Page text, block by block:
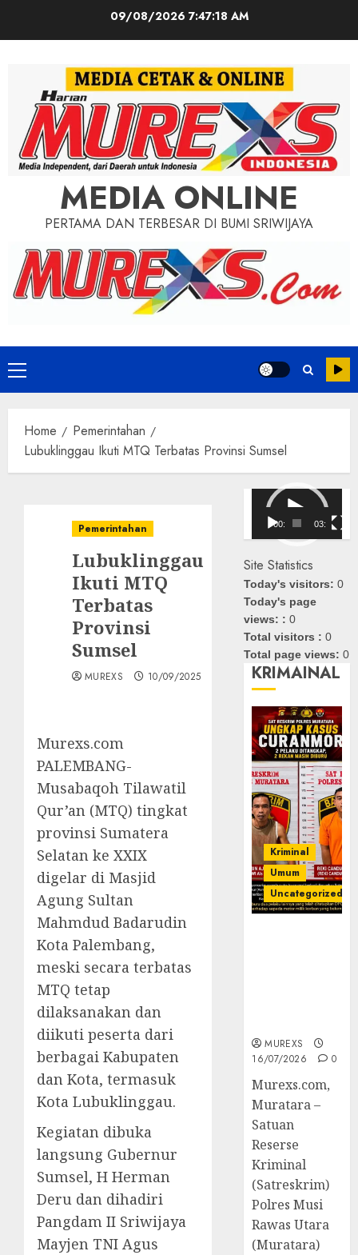
09/08/2026 7:47:19 AM
MEDIA ONLINE
PERTAMA DAN TERBESAR DI BUMI SRIWIJAYA
Primary
Menu
Home
Pemerintahan
Lubuklinggau Ikuti MTQ Terbatas Provinsi Sumsel
Pemerintahan
Lubuklinggau
Ikuti MTQ
Terbatas
Provinsi
Sumsel
MUREXS 10/09/2025
Murexs.com
PALEMBANG-
Musabaqoh Tilawatil
Qur’an (MTQ) tingkat
provinsi Sumatera
Selatan ke XXIX
digelar di Masjid
Agung Sultan
Mahmdud Badarudin
Kota Palembang,
meski secara terbatas
MTQ tetap
dilaksanakan dan
diikuti peserta dari
berbagai Kabupaten
dan Kota, termasuk
Kota Lubuklinggau.
Kegiatan dibuka
langsung Gubernur
Sumsel, H Herman
Deru dan dihadiri
Pangdam II Sriwijaya
Mayjen TNI Agus
Pemutar
Video
00:00 03:08
Site Statistics
Today's visitors:0
Today's page
views: :0
Total visitors :0
Total page views:0
KRIMAINAL
Kriminal
Umum
Uncategorized
MUREXS
16/07/2026
0
Murexs.com,
Muratara –
Satuan
Reserse
Kriminal
(Satreskrim)
Polres Musi
Rawas Utara
(Muratara)